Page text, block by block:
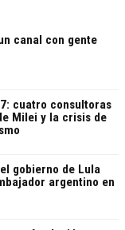
canal con gente
cuatro consultoras
Milei y la crisis de
gobierno de Lula
argentino en